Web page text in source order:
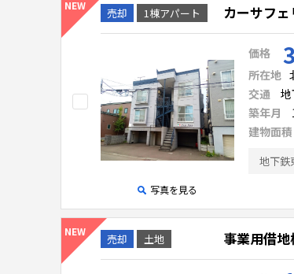
売却 1棟アパート カーサフェ
写真を見る
価格
所在地
交通
築年月
建物面積
地下鉄
売却 土地 事業用借